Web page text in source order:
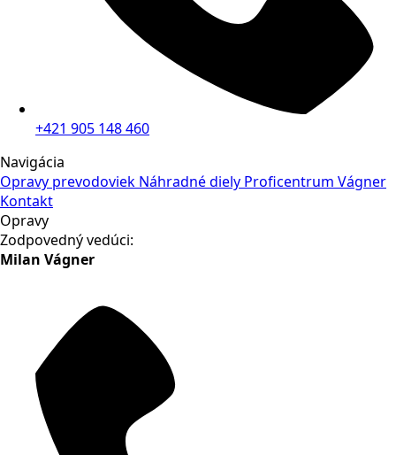
+421 905 148 460
Navigácia
Opravy prevodoviek Náhradné diely Proficentrum Vágner
Kontakt
Opravy
Zodpovedný vedúci:
Milan Vágner